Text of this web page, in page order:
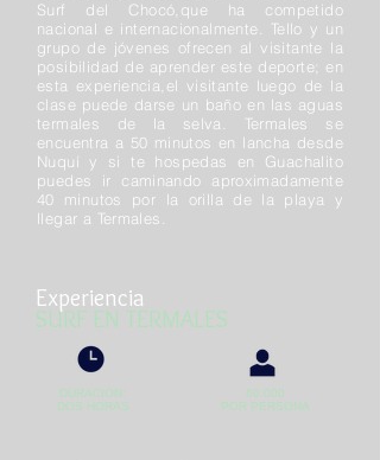
Surf del Chocó,que ha competido
nacional e internacionalmente. Tello y un
grupo de jóvenes ofrecen al visitante la
posibilidad de aprender este deporte; en
esta experiencia,el visitante luego de la
clase puede darse un baño en las aguas
termales de la selva. Termales se
encuentra a 50 minutos en lancha desde
Nuquí y si te hospedas en Guachalito
puedes ir caminando aproximadamente
40 minutos por la orilla de la playa y
llegar a Termales.
Experiencia
SURF EN TERMALES
DURACIÓN:
DOS HORAS
60.000
POR PERSONA